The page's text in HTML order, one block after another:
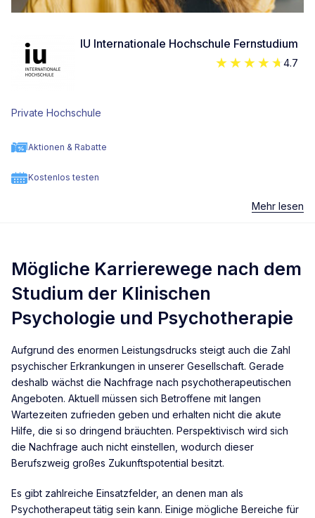
IU Internationale Hochschule Fernstudium
4.7
Private Hochschule
Aktionen & Rabatte
Kostenlos testen
Mehr lesen
Mögliche Karrierewege nach dem
Studium der Klinischen
Psychologie und Psychotherapie
Aufgrund des enormen Leistungsdrucks steigt auch die Zahl
psychischer Erkrankungen in unserer Gesellschaft. Gerade
deshalb wächst die Nachfrage nach psychotherapeutischen
Angeboten. Aktuell müssen sich Betroffene mit langen
Wartezeiten zufrieden geben und erhalten nicht die akute
Hilfe, die si so dringend bräuchten. Perspektivisch wird sich
die Nachfrage auch nicht einstellen, wodurch dieser
Berufszweig großes Zukunftspotential besitzt.
Es gibt zahlreiche Einsatzfelder, an denen man als
Psychotherapeut tätig sein kann. Einige mögliche Bereiche für